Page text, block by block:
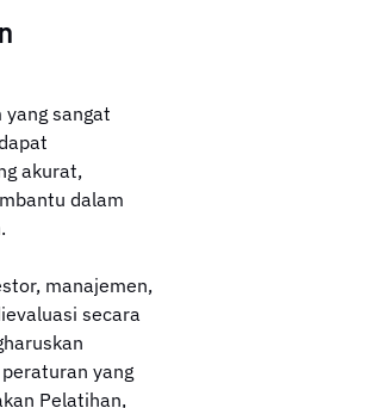
sangat
akurat,
dalam
manajemen,
secara
yang
Pelatihan,